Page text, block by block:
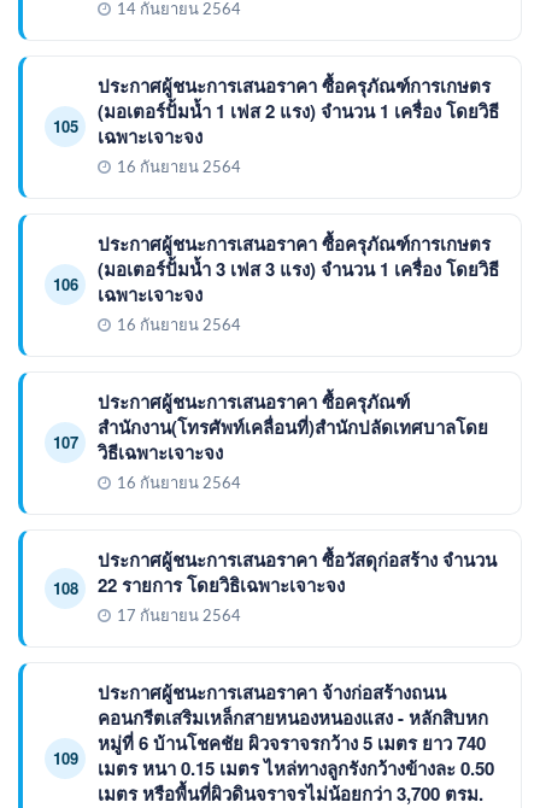
14 กันยายน 2564
105
ประกาศผู้ชนะการเสนอราคา ซื้อครุภัณฑ์การเกษตร
(มอเตอร์ปั้มน้ำ 1 เฟส 2 แรง) จำนวน 1 เครื่อง โดยวิธี
เฉพาะเจาะจง
16 กันยายน 2564
106
ประกาศผู้ชนะการเสนอราคา ซื้อครุภัณฑ์การเกษตร
(มอเตอร์ปั้มน้ำ 3 เฟส 3 แรง) จำนวน 1 เครื่อง โดยวิธี
เฉพาะเจาะจง
16 กันยายน 2564
107
ประกาศผู้ชนะการเสนอราคา ซื้อครุภัณฑ์
สำนักงาน(โทรศัพท์เคลื่อนที่)สำนักปลัดเทศบาลโดย
วิธีเฉพาะเจาะจง
16 กันยายน 2564
108
ประกาศผู้ชนะการเสนอราคา ซื้อวัสดุก่อสร้าง จำนวน
22 รายการ โดยวิธิเฉพาะเจาะจง
17 กันยายน 2564
109
ประกาศผู้ชนะการเสนอราคา จ้างก่อสร้างถนน
คอนกรีตเสริมเหล็กสายหนองหนองแสง - หลักสิบหก
หมู่ที่ 6 บ้านโชคชัย ผิวจราจรกว้าง 5 เมตร ยาว 740
เมตร หนา 0.15 เมตร ไหล่ทางลูกรังกว้างข้างละ 0.50
เมตร หรือพื้นที่ผิวดินจราจรไม่น้อยกว่า 3,700 ตรม.